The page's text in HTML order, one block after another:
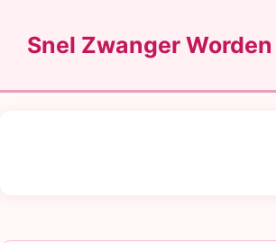
naarSnel Zwanger Worden